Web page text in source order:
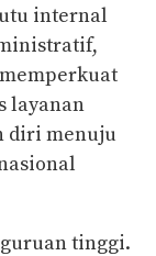
internal
layanan
diri menuju
tinggi.